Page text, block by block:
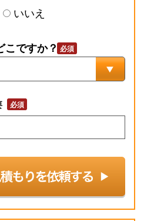
いいえ
こですか？